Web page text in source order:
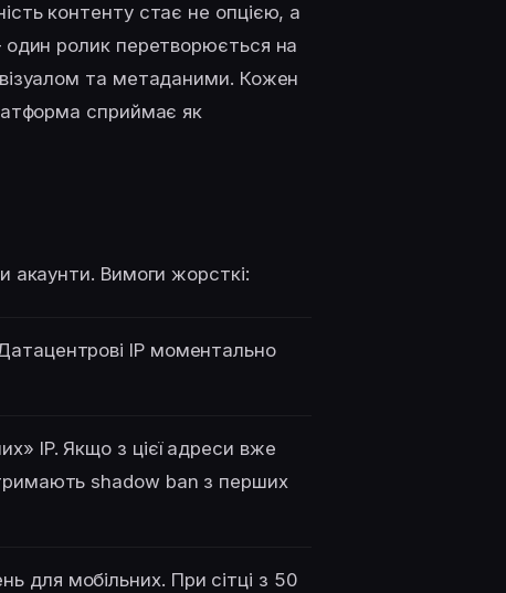
контенту стає не опцією, а
ролик перетворюється на
візуалом та метаданими. Кожен
сприймає як
акаунти. Вимоги жорсткі:
IP моментально
IP. Якщо з цієї адреси вже
shadow ban з перших
для мобільних. При сітці з 50